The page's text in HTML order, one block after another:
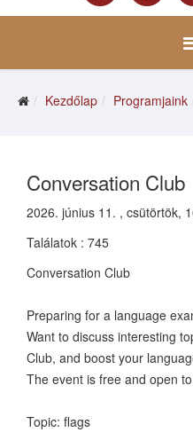
Kezdőlap Programjaink
Conversation Club
2026. június 11. , csütörtök,
Találatok : 745
Conversation Club
Preparing for a language
Want to discuss interesting
Club, and boost your
The event is free and open
Topic: flags